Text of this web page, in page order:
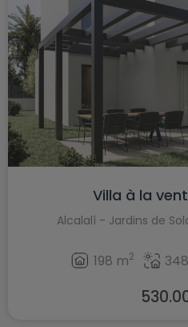
Villa à la
Alcalalí - Jardins de
198 m2